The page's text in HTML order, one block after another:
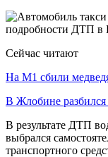
Сейчас читают
На М1 сбили
В Жлобине
В результате ДТП
выбрался
транспортного